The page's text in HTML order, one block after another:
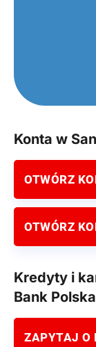
Konta w
OTWÓRZ
OTWÓRZ
Kredyty i
Bank Polska
ZAPYTAJ O